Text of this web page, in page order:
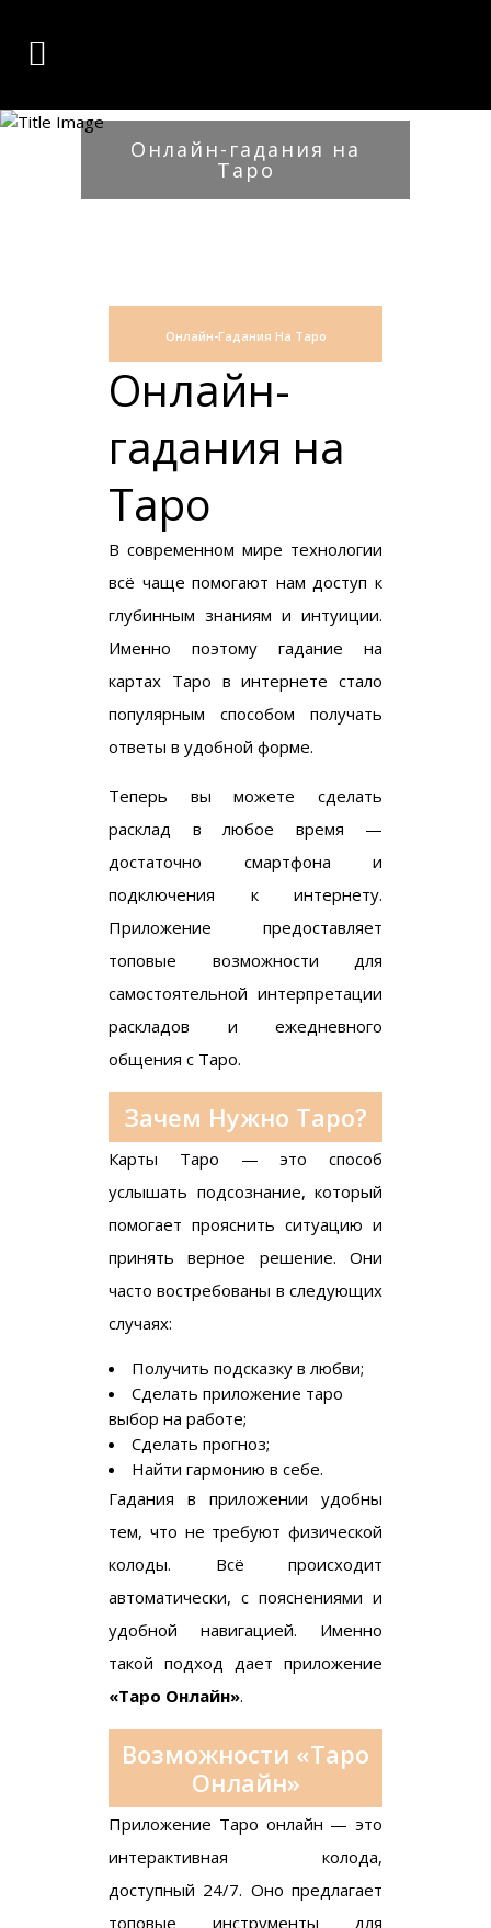
Онлайн-гадания на
Таро
Онлайн-Гадания На Таро
Онлайн-
гадания на
Таро
В современном мире технологии
всё чаще помогают нам доступ к
глубинным знаниям и интуиции.
Именно поэтому гадание на
картах Таро в интернете стало
популярным способом получать
ответы в удобной форме.
Теперь вы можете сделать
расклад в любое время —
достаточно смартфона и
подключения к интернету.
Приложение предоставляет
топовые возможности для
самостоятельной интерпретации
раскладов и ежедневного
общения с Таро.
Зачем Нужно Таро?
Карты Таро — это способ
услышать подсознание, который
помогает прояснить ситуацию и
принять верное решение. Они
часто востребованы в следующих
случаях:
Получить подсказку в любви;
Сделать приложение таро
выбор на работе;
Сделать прогноз;
Найти гармонию в себе.
Гадания в приложении удобны
тем, что не требуют физической
колоды. Всё происходит
автоматически, с пояснениями и
удобной навигацией. Именно
такой подход дает приложение
«Таро Онлайн».
Возможности «Таро
Онлайн»
Приложение Таро онлайн — это
интерактивная колода,
доступный 24/7. Оно предлагает
топовые инструменты для